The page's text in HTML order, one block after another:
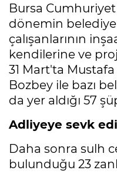
Bursa
dönemin belediye
çalışanlarının
kendilerine ve
31 Mart'ta Mustafa
Bozbey ile bazı
da yer aldığı 57
Adliyeye sevk
Daha sonra sulh
bulunduğu 23